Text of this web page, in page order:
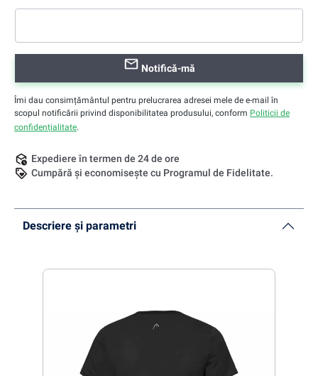
Notifică-mă
Îmi dau consimțământul pentru prelucrarea adresei mele de e-mail în
scopul notificării privind disponibilitatea produsului, conform Politicii de
confidențialitate.
Expediere în termen de 24 de ore
Cumpără și economisește cu Programul de Fidelitate.
Descriere și parametri